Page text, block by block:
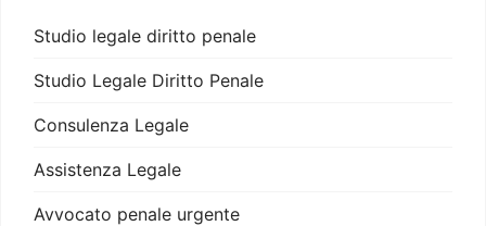
Studio legale diritto penale
Studio Legale Diritto Penale
Consulenza Legale
Assistenza Legale
Avvocato penale urgente